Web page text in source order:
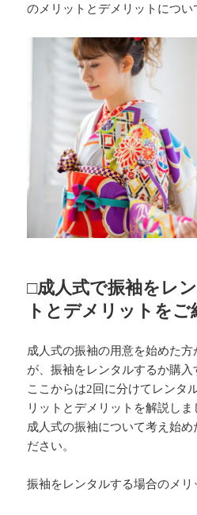
のメリットとデメリットについ
□成人式で振袖をレ
トとデメリットをご
成人式の振袖の用意を始めた
が、振袖をレンタルするか購入
ここからは2回に分けてレンタ
リットとデメリットを解説しま
成人式の振袖について考え始め
ださい。
振袖をレンタルする場合のメリ